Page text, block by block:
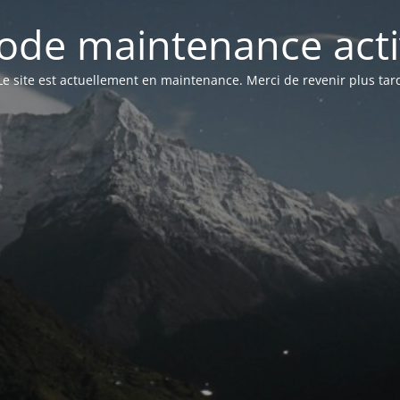
maintenance
site est actuellement en maintenance. Merci de revenir plus